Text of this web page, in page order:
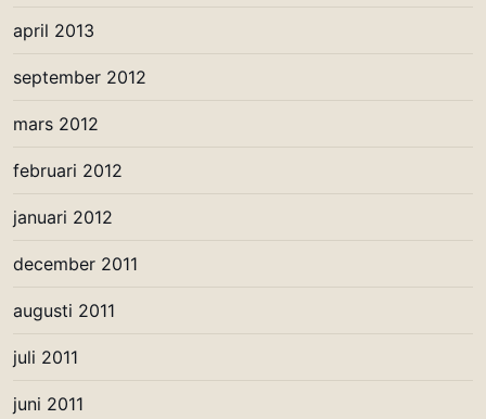
april 2013
september 2012
mars 2012
februari 2012
januari 2012
december 2011
augusti 2011
juli 2011
juni 2011